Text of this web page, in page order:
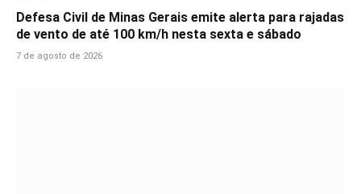
Defesa Civil de Minas Gerais emite alerta para rajadas
de vento de até 100 km/h nesta sexta e sábado
7 de agosto de 2026